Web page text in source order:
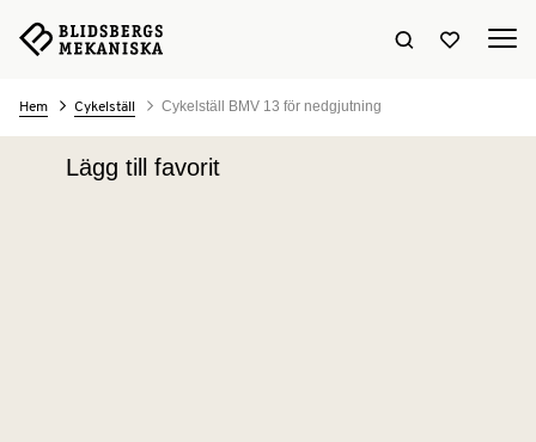
Sök hemsidan
Visa
Hem Cykelställ Cykelställ BMV 13 för nedgjutning
Lägg till favorit